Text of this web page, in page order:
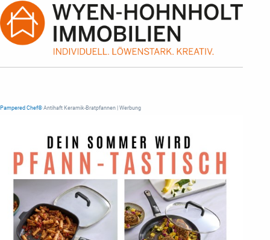
Pampered Chef® Antihaft Keramik-Bratpfannen | Werbung